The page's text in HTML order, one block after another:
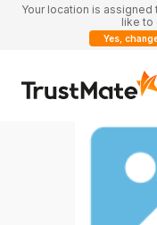
Your location is
like to
Yes,